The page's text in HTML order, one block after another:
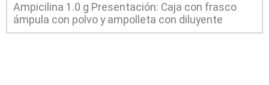
Ampicilina 1.0 g Presentación: Caja con frasco
ámpula con polvo y ampolleta con diluyente